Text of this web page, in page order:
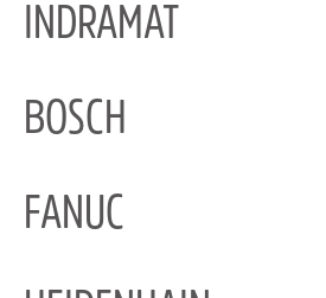
INDRAMAT
BOSCH
FANUC